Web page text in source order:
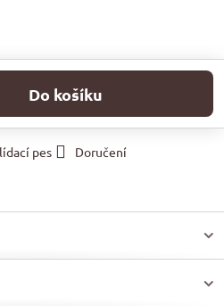
Do košíku
pes
Doručení